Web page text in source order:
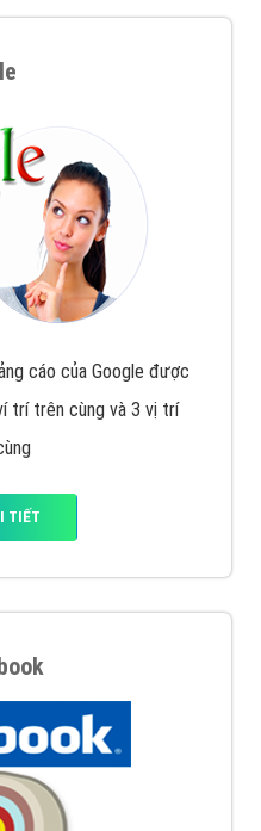
cáo của Google được
trí trên cùng và 3 vị trí
TIẾT